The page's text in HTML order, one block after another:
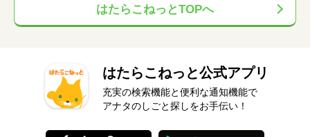
はたらこねっとTOPへ
はたらこねっと公式アプリ
充実の検索機能と便利な通知機能で
アナタのしごと探しをお手伝い！